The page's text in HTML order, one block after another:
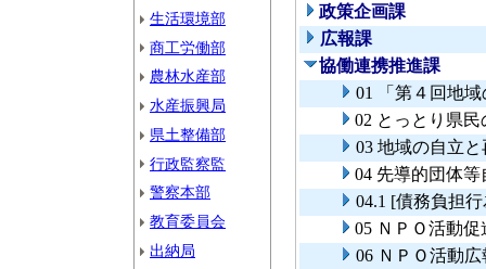
生活環境部
商工労働部
農林水産部
水産振興局
県土整備部
行政監察監
警察本部
教育委員会
出納局
政策企画課
広報課
協働連携推進課
01 「第４回地
02 とっとり県
03 地域の自立
04 先導的団体
04.1 [債務負担
05 ＮＰＯ活動促
06 ＮＰＯ活動